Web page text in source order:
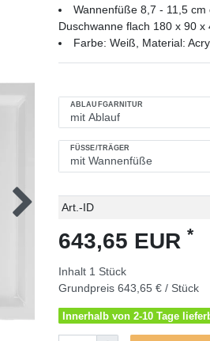
Wannenfüße 8,7 - 11,5
Duschwanne flach 180 x 90 x
Farbe: Weiß, Material:
ABLAUFGARNITUR
FÜSSE/TRÄGER
Technisches
Wert
Art.-ID
643,65 EUR *
Inhalt 1 Stück
Grundpreis 643,65 € / Stück
Innerhalb von 2-10 Tage